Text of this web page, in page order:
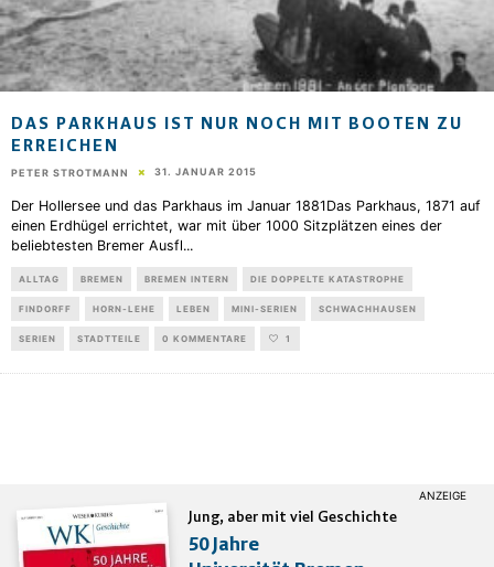
DAS PARKHAUS IST NUR NOCH MIT BOOTEN ZU
ERREICHEN
PETER STROTMANN 31. JANUAR 2015
Der Hollersee und das Parkhaus im Januar 1881Das Parkhaus, 1871 auf
einen Erdhügel errichtet, war mit über 1000 Sitzplätzen eines der
beliebtesten Bremer Ausfl...
ALLTAG BREMEN BREMEN INTERN DIE DOPPELTE KATASTROPHE
FINDORFF HORN-LEHE LEBEN MINI-SERIEN SCHWACHHAUSEN
SERIEN STADTTEILE 0 KOMMENTARE 1
Jung, aber mit viel Geschichte
50 Jahre